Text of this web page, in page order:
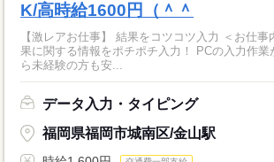
K/高時給1600円（＾＾
【激レアお仕事】 結果をコツコツ入力 ＜お仕事内容＞ 視力検査の結
果に関する情報をポチポチ入力！ PCの入力作業
ら未経験の方も安...
データ入力・タイピング
福岡県福岡市城南区/金山駅